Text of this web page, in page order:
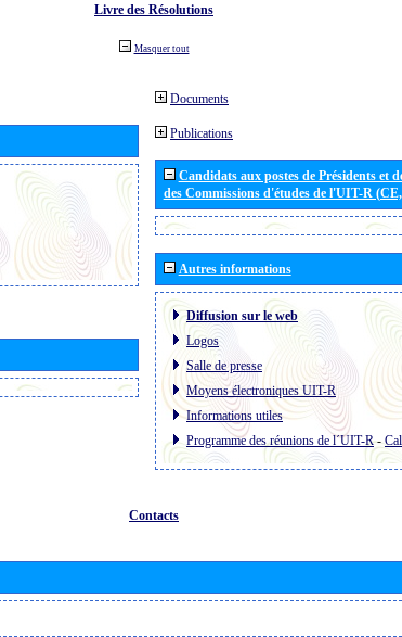
Livre des Résolutions
Masquer tout
Documents
Publications
Candidats aux postes de Présidents et
des Commissions d'études de l'UIT-R
Autres informations
Diffusion sur le web
Logos
Salle de presse
Moyens électroniques UIT-R
Informations utiles
Programme des réunions de l´UIT-R-
Contacts